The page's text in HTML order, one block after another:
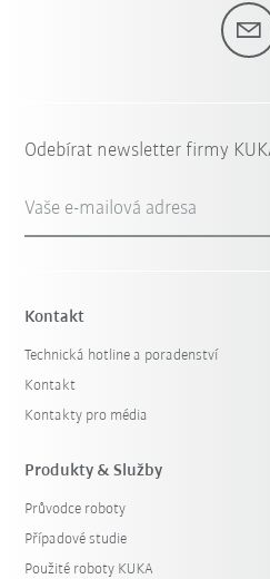
Odebírat newsletter firmy
Vaše e-mailová adresa
Kontakt
Technická hotline a poradenství
Kontakt
Kontakty pro média
Produkty & Služby
Průvodce roboty
Případové studie
Použité roboty KUKA